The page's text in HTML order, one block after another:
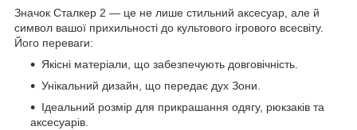
Значок Сталкер 2 — це не лише стильний аксесуар, але й
символ вашої прихильності до культового ігрового всесвіту.
Його переваги:
Якісні матеріали, що забезпечують довговічність.
Унікальний дизайн, що передає дух Зони.
Ідеальний розмір для прикрашання одягу, рюкзаків та
аксесуарів.